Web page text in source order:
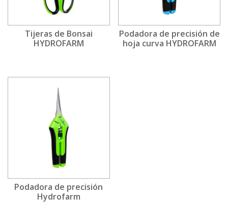
Tijeras de Bonsai
HYDROFARM
Podadora de precisión de
hoja curva HYDROFARM
Podadora de precisión
Hydrofarm